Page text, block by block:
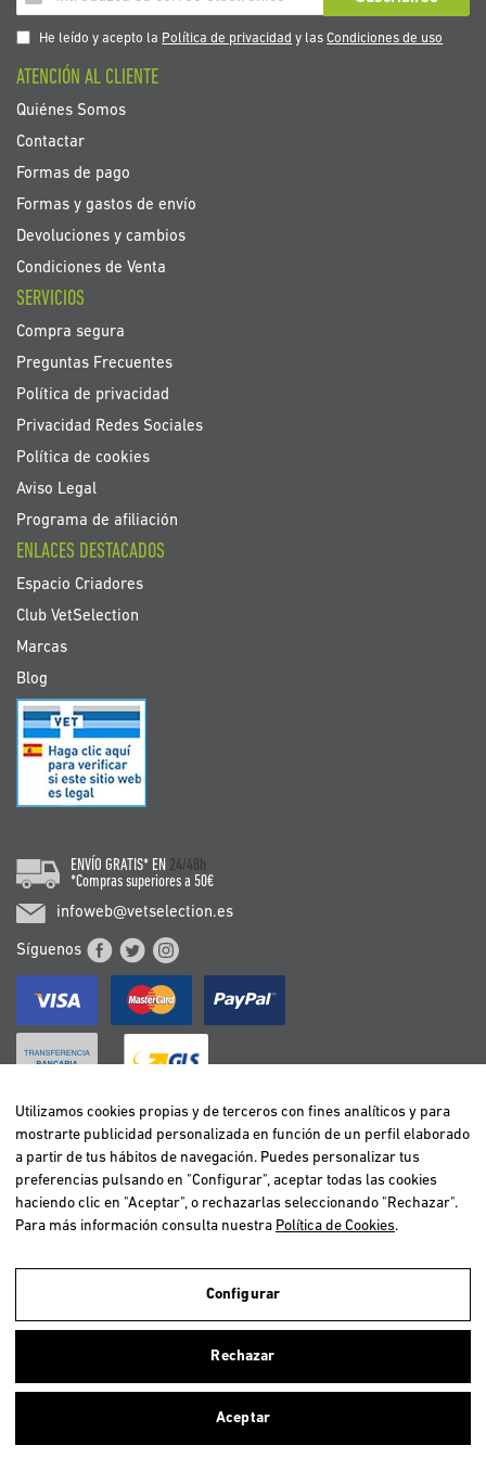
Utilizamos cookies propias y de terceros para realizar el análisis de la
navegación de los usuarios y de este modo poder ofrecer un mejor
ellas. Para más información clicaaquí.
a
nuestro
de
noticias:
He leído y acepto la Política de privacidad y lasCondiciones de uso
ATENCIÓN AL CLIENTE
Quiénes Somos
Contactar
Formas de pago
Formas y gastos de envío
Devoluciones y cambios
Condiciones de Venta
SERVICIOS
Compra segura
Preguntas Frecuentes
Política de privacidad
Privacidad Redes Sociales
Política de cookies
Aviso Legal
Programa de afiliación
ENLACES DESTACADOS
Espacio Criadores
Club VetSelection
Marcas
Blog
ENVÍO GRATIS* EN 24/48h
*Compras superiores a 50€
infoweb@vetselection.es
Síguenos
BELGIË / BELGIQUE
DEUTSCHLAND
ESPAÑA
FRANCE
ITALIA
NEDERLAND
ÖSTERREICH
PORTUGAL
Copyright © 2026 Vetselection. Tienda de animales online. Todos los
Utilizamos cookies propias y de terceros con fines analíticos y para
mostrarte publicidad personalizada en función de un perfil elaborado
a partir de tus hábitos de navegación. Puedes personalizar tus
preferencias pulsando en "Configurar", aceptar todas las cookies
haciendo clic en "Aceptar", o rechazarlas seleccionando "Rechazar".
Para más información consulta nuestra Política de Cookies.
Configurar
Rechazar
Aceptar